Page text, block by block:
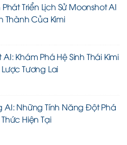
Triển Lịch Sử Moonshot AI
Thành Của Kimi
Khám Phá Hệ Sinh Thái Kimi
Tương Lai
AI: Những Tính Năng Đột Phá
Hiện Tại